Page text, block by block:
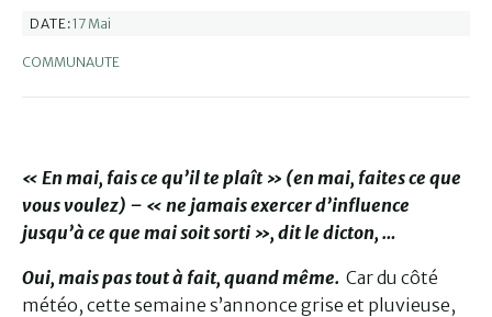
DATE:17 Mai
COMMUNAUTE
« En mai, fais ce qu’il te plaît » (en mai, faites ce que
vous voulez) – « ne jamais exercer d’influence
jusqu’à ce que mai soit sorti », dit le dicton, …
Oui, mais pas tout à fait, quand même. Car du côté
météo, cette semaine s’annonce grise et pluvieuse,